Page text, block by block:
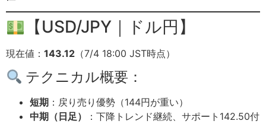
【USD/JPY｜ドル円】
現在値： 143.12 （7/4 18:00 JST時点）
テクニカル概要：
短期 ：戻り売り優勢（144円が重い）
中期（日足）
：下降トレンド継続、サポート142.50付